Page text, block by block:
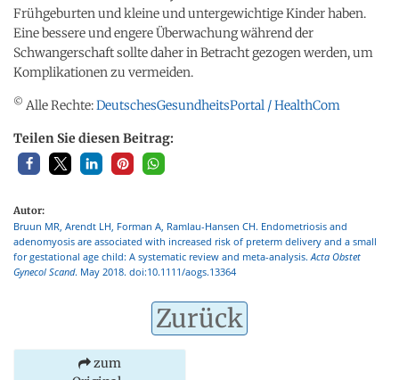
Frühgeburten und kleine und untergewichtige Kinder haben.
Eine bessere und engere Überwachung während der
Schwangerschaft sollte daher in Betracht gezogen werden, um
Komplikationen zu vermeiden.
© Alle Rechte:DeutschesGesundheitsPortal / HealthCom
Teilen Sie diesen Beitrag:
Autor:
Bruun MR, Arendt LH, Forman A, Ramlau-Hansen CH. Endometriosis and
adenomyosis are associated with increased risk of preterm delivery and a small
for gestational age child: A systematic review and meta-analysis. Acta Obstet
Gynecol Scand. May 2018. doi:10.1111/aogs.13364
Zurück
zum